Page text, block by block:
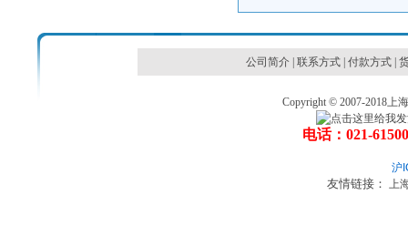
公司简介 联系方式 付款方式
Copyright © 2007-2018上
电话：021-
沪
友情链接： 上